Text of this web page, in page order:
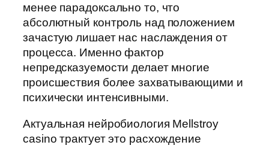
менее парадоксально то, что
абсолютный контроль над положением
зачастую лишает нас наслаждения от
процесса. Именно фактор
непредсказуемости делает многие
происшествия более захватывающими и
психически интенсивными.
Актуальная нейробиология Mellstroy
casino трактует это расхождение